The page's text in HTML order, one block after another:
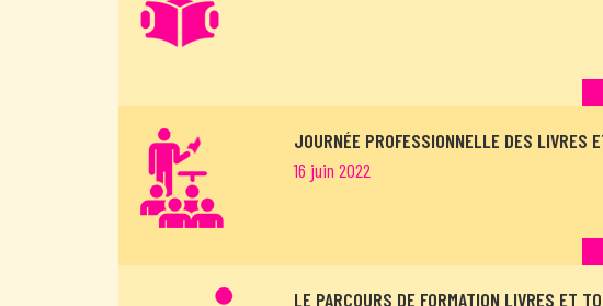
JOURNÉE PROFESSIONNELLE DES LIVRES
16 juin 2022
LE PARCOURS DE FORMATION LIVRES ET